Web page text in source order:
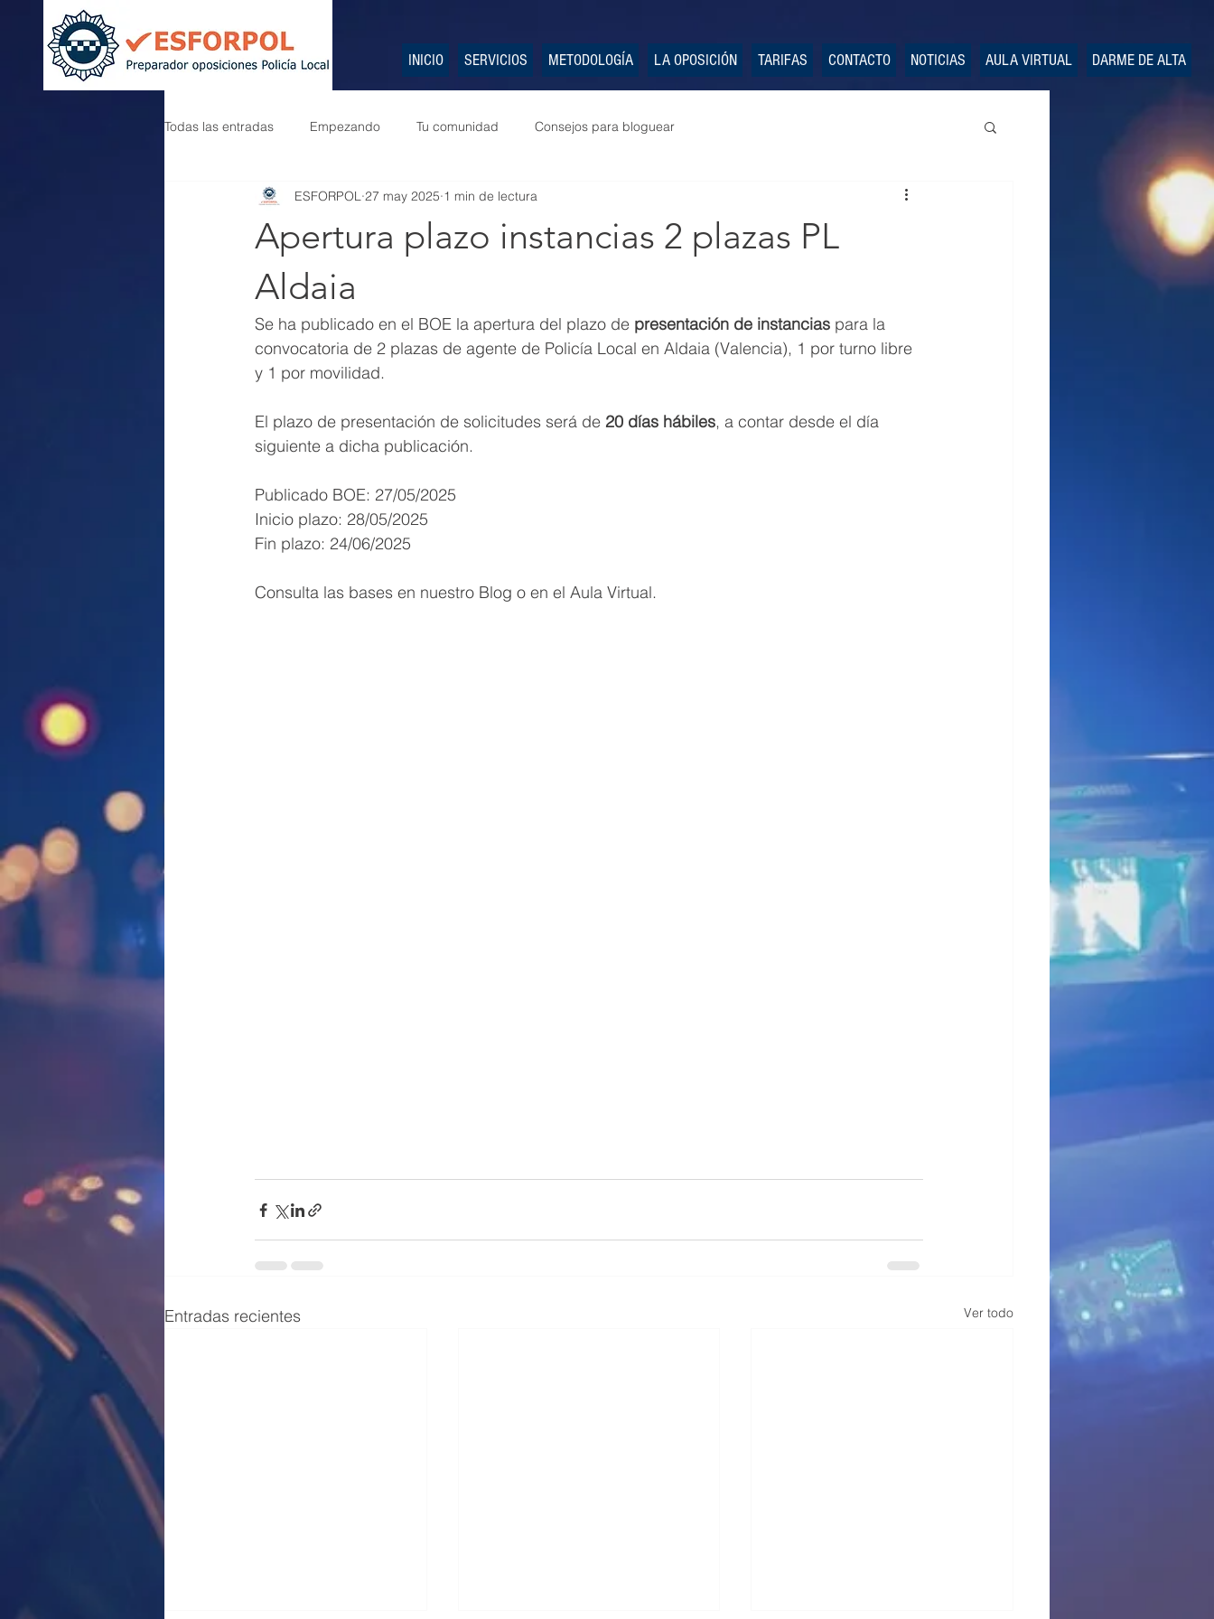
INICIO SERVICIOS METODOLOGÍA LA OPOSICIÓN TARIFAS CONTACTO NOTICIAS AULA VIRTUAL DARME DE ALTA
Todas las entradas Empezando Tu comunidad Consejos para bloguear
Apertura plazo instancias 2 plazas PL
Aldaia
ESFORPOL 27 may 2025 1 min de lectura
Se ha publicado en el BOE la apertura del plazo de presentación de instancias para la
convocatoria de 2 plazas de agente de Policía Local en Aldaia (Valencia), 1 por turno libre
y 1 por movilidad.
El plazo de presentación de solicitudes será de 20 días hábiles, a contar desde el día
siguiente a dicha publicación.
Publicado BOE: 27/05/2025
Inicio plazo: 28/05/2025
Fin plazo: 24/06/2025
Consulta las bases en nuestro Blog o en el Aula Virtual.
Entradas recientes Ver todo